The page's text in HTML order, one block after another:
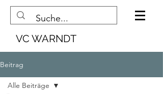
VC WARNDT
Beitrag
Alle Beiträge